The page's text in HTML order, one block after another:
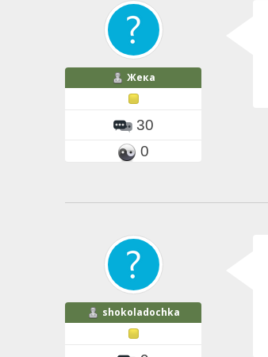
Жека
30
0
shokoladochka